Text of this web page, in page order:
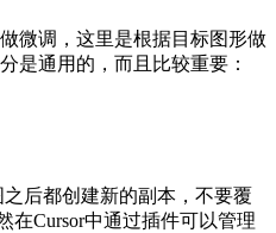
微调，这里是根据目标图形做
是通用的，而且比较重要：
后都创建新的副本，不要覆
在Cursor中通过插件可以管理